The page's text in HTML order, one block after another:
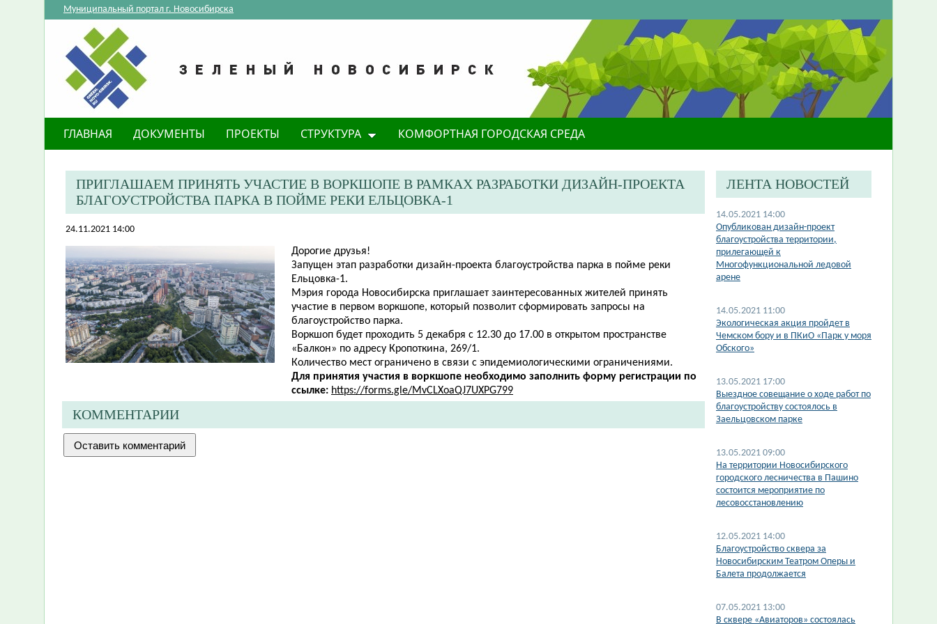
Муниципальный портал г. Новосибирска
ГЛАВНАЯ ДОКУМЕНТЫ ПРОЕКТЫ СТРУКТУРА КОМФОРТНАЯ ГОРОДСКАЯ СРЕДА
ПРИГЛАШАЕМ ПРИНЯТЬ УЧАСТИЕ В ВОРКШОПЕ В РАМКАХ РАЗРАБОТКИ ДИЗАЙН-ПРОЕКТА
БЛАГОУСТРОЙСТВА ПАРКА В ПОЙМЕ РЕКИ ЕЛЬЦОВКА-1
24.11.2021 14:00
Дорогие друзья!
Запущен этап разработки дизайн-проекта благоустройства парка в пойме реки
Ельцовка-1.
Мэрия города Новосибирска приглашает заинтересованных жителей принять
участие в первом воркшопе, который позволит сформировать запросы на
благоустройство парка.
Воркшоп будет проходить 5 декабря с 12.30 до 17.00 в открытом пространстве
«Балкон» по адресу ​Кропоткина, 269/1.
Количество мест ограничено в связи с эпидемиологическими ограничениями.
Для принятия участия в воркшопе необходимо заполнить форму регистрации по
ссылке: https://forms.gle/MvCLXoaQJ7UXPG799
КОММЕНТАРИИ
ЛЕНТА НОВОСТЕЙ
14.05.2021 14:00
Опубликован дизайн-проект
благоустройства территории,
прилегающей к
Многофункциональной ледовой
арене
14.05.2021 11:00
Экологическая акция пройдет в
Чемском бору и в ПКиО «Парк у моря
Обского»
13.05.2021 17:00
Выездное совещание о ходе работ по
благоустройству состоялось в
Заельцовском парке
13.05.2021 09:00
На территории Новосибирского
городского лесничества в Пашино
состоится мероприятие по
лесовосстановлению
12.05.2021 14:00
Благоустройство сквера за
Новосибирским Театром Оперы и
Балета продолжается
07.05.2021 13:00
В сквере «Авиаторов» состоялась